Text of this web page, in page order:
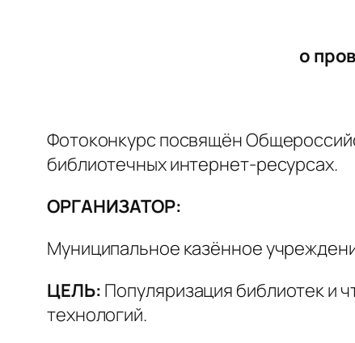
о
Фотоконкурс посвящён
библиотечных интернет-ресурсах.
ОРГАНИЗАТОР:
Муниципальное казённое
ЦЕЛЬ: Популяризация библиотек и
технологий.